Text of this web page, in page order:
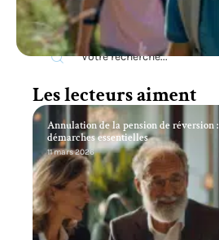
Recherche
Les lecteurs aiment
Annulation de la pension de réversion
démarches essentielles
11 mars 2026